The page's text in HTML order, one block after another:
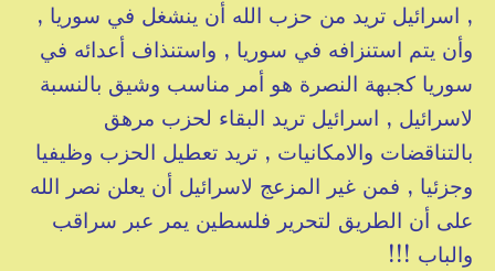
, اسرائيل تريد من حزب الله أن ينشغل في سوريا ,
وأن يتم استنزافه في سوريا , واستنذاف أعدائه في
سوريا كجبهة النصرة هو أمر مناسب وشيق بالنسبة
لاسرائيل , اسرائيل تريد البقاء لحزب مرهق
بالتناقضات والامكانيات , تريد تعطيل الحزب وظيفيا
وجزئيا , فمن غير المزعج لاسرائيل أن يعلن نصر الله
على أن الطريق لتحرير فلسطين يمر عبر سراقب
والباب !!!